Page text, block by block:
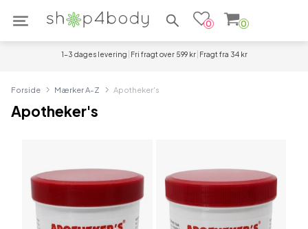
Søg efter produkter
0 0
1-3 dages levering Fri fragt over 599 kr Fragt fra 34 kr
Forside Mærker A-Z Apotheker's
Apotheker's